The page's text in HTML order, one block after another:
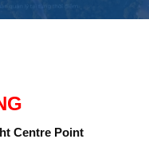
Centre Point